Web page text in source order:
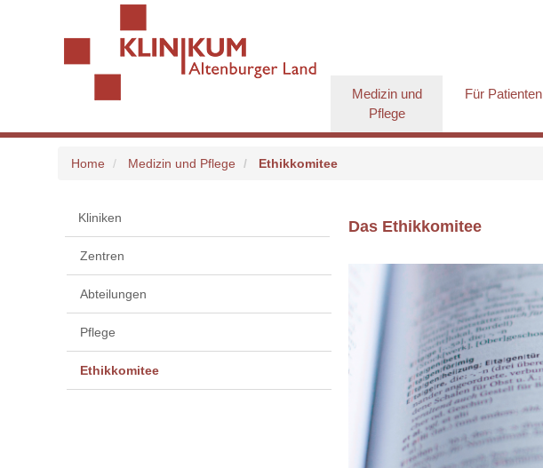
Medizin und
Pflege
Für Patienten
Home Medizin und Pflege Ethikkomitee
Kliniken
Zentren
Abteilungen
Pflege
Ethikkomitee
Das Ethikkomitee